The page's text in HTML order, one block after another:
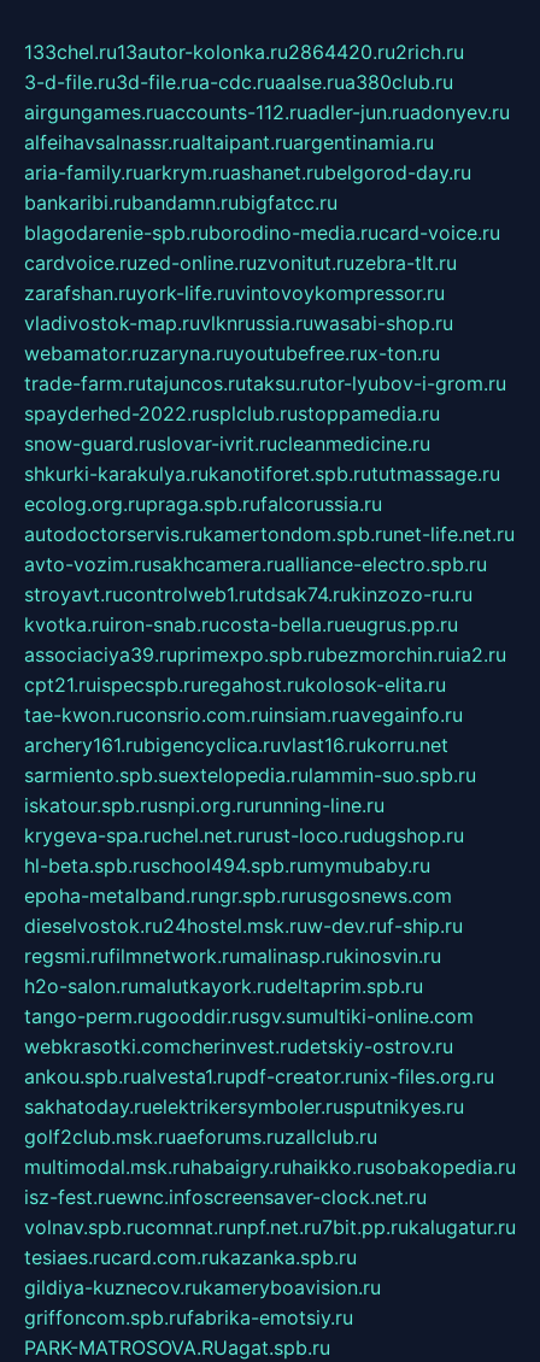
133chel.ru13autor-kolonka.ru2864420.ru2rich.ru
3-d-file.ru3d-file.rua-cdc.ruaalse.rua380club.ru
airgungames.ruaccounts-112.ruadler-jun.ruadonyev.ru
alfeihavsalnassr.rualtaipant.ruargentinamia.ru
aria-family.ruarkrym.ruashanet.rubelgorod-day.ru
bankaribi.rubandamn.rubigfatcc.ru
blagodarenie-spb.ruborodino-media.rucard-voice.ru
cardvoice.ruzed-online.ruzvonitut.ruzebra-tlt.ru
zarafshan.ruyork-life.ruvintovoykompressor.ru
vladivostok-map.ruvlknrussia.ruwasabi-shop.ru
webamator.ruzaryna.ruyoutubefree.rux-ton.ru
trade-farm.rutajuncos.rutaksu.rutor-lyubov-i-grom.ru
spayderhed-2022.rusplclub.rustoppamedia.ru
snow-guard.ruslovar-ivrit.rucleanmedicine.ru
shkurki-karakulya.rukanotiforet.spb.rututmassage.ru
ecolog.org.rupraga.spb.rufalcorussia.ru
autodoctorservis.rukamertondom.spb.runet-life.net.ru
avto-vozim.rusakhcamera.rualliance-electro.spb.ru
stroyavt.rucontrolweb1.rutdsak74.rukinzozo-ru.ru
kvotka.ruiron-snab.rucosta-bella.rueugrus.pp.ru
associaciya39.ruprimexpo.spb.rubezmorchin.ruia2.ru
cpt21.ruispecspb.ruregahost.rukolosok-elita.ru
tae-kwon.ruconsrio.com.ruinsiam.ruavegainfo.ru
archery161.rubigencyclica.ruvlast16.rukorru.net
sarmiento.spb.suextelopedia.rulammin-suo.spb.ru
iskatour.spb.rusnpi.org.rurunning-line.ru
krygeva-spa.ruchel.net.rurust-loco.rudugshop.ru
hl-beta.spb.ruschool494.spb.rumymubaby.ru
epoha-metalband.rungr.spb.rurusgosnews.com
dieselvostok.ru24hostel.msk.ruw-dev.ruf-ship.ru
regsmi.rufilmnetwork.rumalinasp.rukinosvin.ru
h2o-salon.rumalutkayork.rudeltaprim.spb.ru
tango-perm.rugooddir.rusgv.sumultiki-online.com
webkrasotki.comcherinvest.rudetskiy-ostrov.ru
ankou.spb.rualvesta1.rupdf-creator.runix-files.org.ru
sakhatoday.ruelektrikersymboler.rusputnikyes.ru
golf2club.msk.ruaeforums.ruzallclub.ru
multimodal.msk.ruhabaigry.ruhaikko.rusobakopedia.ru
isz-fest.ruewnc.infoscreensaver-clock.net.ru
volnav.spb.rucomnat.runpf.net.ru7bit.pp.rukalugatur.ru
tesiaes.rucard.com.rukazanka.spb.ru
gildiya-kuznecov.rukameryboavision.ru
griffoncom.spb.rufabrika-emotsiy.ru
PARK-MATROSOVA.RUagat.spb.ru